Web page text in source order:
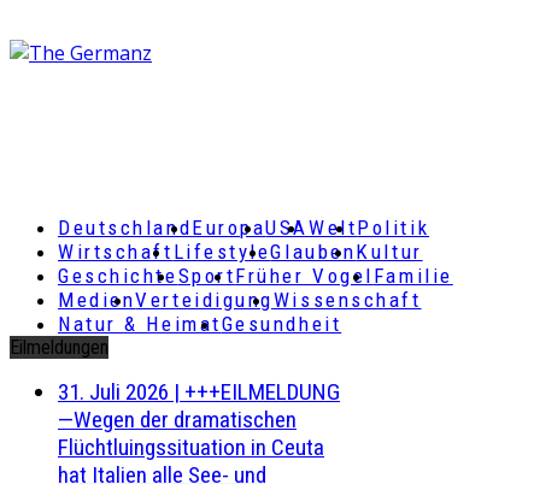
DeutschlandEuropaUSAWeltPolitik
Wirtschaft LifestyleGlaubenKultur
GeschichteSportFrüher Vogel Familie
MedienVerteidigungWissenschaft
Natur & HeimatGesundheit
Eilmeldungen
31. Juli 2026 | +++EILMELDUNG
—Wegen der dramatischen
Flüchtluingssituation in Ceuta
hat Italien alle See- und